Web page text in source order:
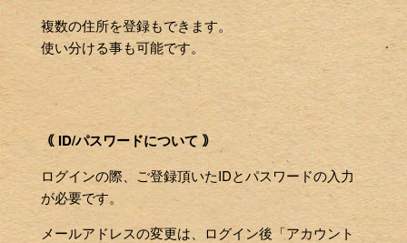
複数の住所を登録もできます。
使い分ける事も可能です。
｟ ID/パスワードについて ｠
ログインの際、ご登録頂いたIDとパスワードの入力
が必要です。
メールアドレスの変更は、ログイン後「アカウント